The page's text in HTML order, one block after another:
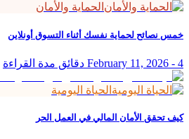
الحماية والأمان
خمس نصائح لحماية نفسك أثناء التسوق أونلاين
February 11, 2026 - 4 دقائق مدة القراءة
الحياة اليومية
كيف تحقق الأمان المالي في العمل الحر